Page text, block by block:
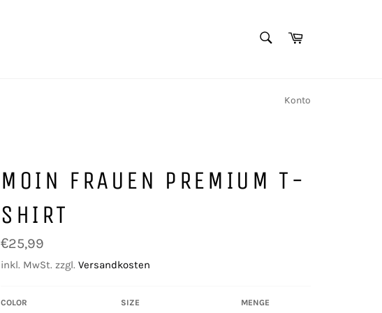
Warenkorb
Konto
MOIN FRAUEN PREMIUM T-
SHIRT
Normaler
Preis
€25,99
inkl. MwSt. zzgl. Versandkosten
COLOR SIZE MENGE